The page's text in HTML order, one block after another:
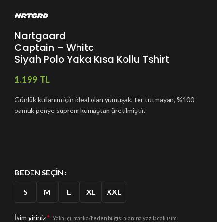
Nartgaard
Captain – White
Siyah Polo Yaka Kısa Kollu Tshirt
TL
Günlük kullanım için ideal olan yumuşak, ter tutmayan, %100
pamuk penye suprem kumaştan üretilmiştir.
BEDEN SEÇIN
S M L XL XXL
İsim giriniz * Yaka içi, marka/beden bilgisi alanına yazılacak isim.